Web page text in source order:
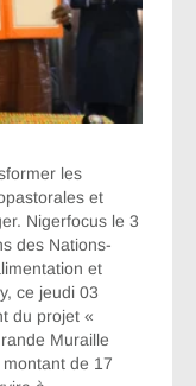
les
et
Nigerfocus le 3
des Nations-
et
ce jeudi 03
du projet «
Muraille
montant de 17